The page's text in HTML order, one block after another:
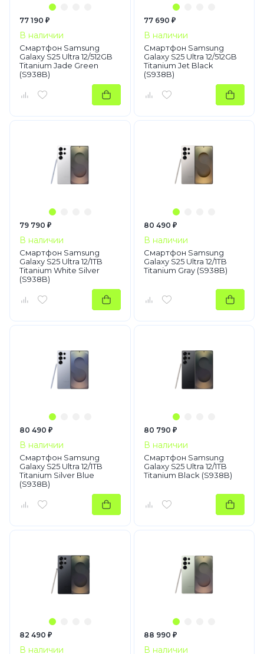
77 190 ₽
В наличии
Смартфон Samsung
Galaxy S25 Ultra 12/512GB
Titanium Jade Green
(S938B)
77 690 ₽
В наличии
Смартфон Samsung
Galaxy S25 Ultra 12/512GB
Titanium Jet Black
(S938B)
79 790 ₽
В наличии
Смартфон Samsung
Galaxy S25 Ultra 12/1TB
Titanium White Silver
(S938B)
80 490 ₽
В наличии
Смартфон Samsung
Galaxy S25 Ultra 12/1TB
Titanium Gray (S938B)
80 490 ₽
В наличии
Смартфон Samsung
Galaxy S25 Ultra 12/1TB
Titanium Silver Blue
(S938B)
80 790 ₽
В наличии
Смартфон Samsung
Galaxy S25 Ultra 12/1TB
Titanium Black (S938B)
82 490 ₽
В наличии
88 990 ₽
В наличии